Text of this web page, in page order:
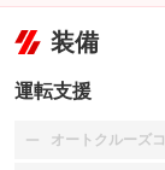
装備
運転支援
オートクルーズ
：装備なし